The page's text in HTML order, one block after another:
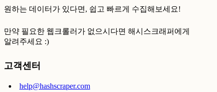
원하는 데이터가 있다면, 쉽고 빠르게 수집해보세요!
만약 필요한 웹크롤러가 없으시다면 해시스크래퍼에게
알려주세요 :)
고객센터
help@hashscraper.com